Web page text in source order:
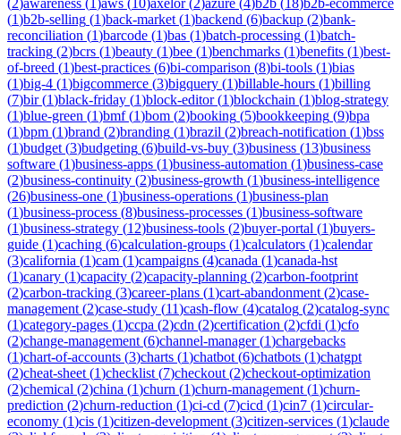
(1)b2b-selling (1)back-market (1)backend (6)backup (2)bank-
reconciliation (1)barcode (1)bas (1)batch-processing (1)batch-
tracking (2)bcrs (1)beauty (1)bee (1)benchmarks (1)benefits (1)best-
of-breed (1)best-practices (6)bi-comparison (8)bi-tools (1)bias
(1)big-4 (1)bigcommerce (3)bigquery (1)billable-hours (1)billing
(7)bir(1)black-friday (1)block-editor(1)blockchain (1)blog-strategy
(1)blue-green (1)bmf(1)bom (2)booking (5)bookkeeping (9)bpa
(1)bpm (1)brand (2)branding (1)brazil (2)breach-notification (1)bss
(1)budget (3)budgeting (6)build-vs-buy (3)business (13)business
software (1)business-apps (1)business-automation (1)business-case
(2)business-continuity (2)business-growth (1)business-intelligence
(26)business-one (1)business-operations (1)business-plan
(1)business-process (8)business-processes (1)business-software
(1)business-strategy (12)business-tools (2)buyer-portal (1)buyers-
guide (1)caching (6)calculation-groups (1)calculators (1)calendar
(3)california (1)cam (1)campaigns (4)canada (1)canada-hst
(1)canary (1)capacity (2)capacity-planning (2)carbon-footprint
(2)carbon-tracking (3)career-plans (1)cart-abandonment (2)case-
management (2)case-study (11)cash-flow (4)catalog (2)catalog-sync
(1)category-pages (1)ccpa (2)cdn (2)certification (2)cfdi (1)cfo
(2)change-management (6)channel-manager(1)chargebacks
(1)chart-of-accounts (3)charts (1)chatbot (6)chatbots (1)chatgpt
(2)cheat-sheet (1)checklist (7)checkout (2)checkout-optimization
(2)chemical (2)china (1)churn (1)churn-management (1)churn-
prediction (2)churn-reduction (1)ci-cd (7)cicd (1)cin7 (1)circular-
economy (1)cis (1)citizen-development (3)citizen-services (1)claude